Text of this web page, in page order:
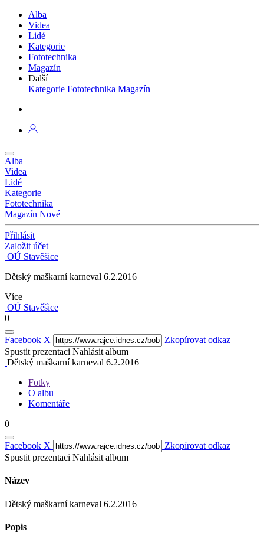
Alba
Videa
Lidé
Kategorie
Fototechnika
Magazín
Další
Kategorie Fototechnika Magazín
Alba
Videa
Lidé
Kategorie
Fototechnika
Magazín Nové
Přihlásit
Založit účet
OÚ Stavěšice
Dětský maškarní karneval 6.2.2016
Více
OÚ Stavěšice
0
Facebook X
Zkopírovat odkaz
Spustit prezentaci Nahlásit album
Dětský maškarní karneval 6.2.2016
Fotky
O albu
Komentáře
0
Facebook X
Zkopírovat odkaz
Spustit prezentaci Nahlásit album
Název
Dětský maškarní karneval 6.2.2016
Popis